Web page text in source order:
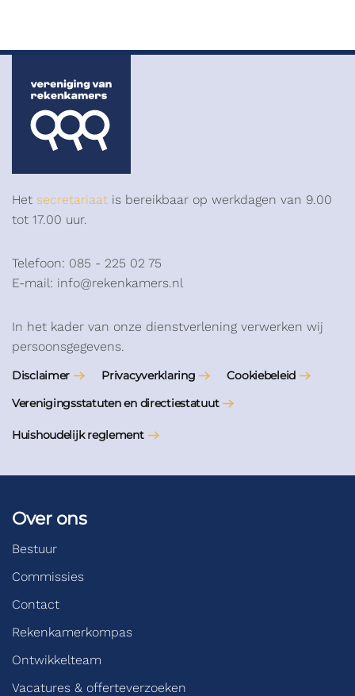
Het secretariaat is bereikbaar op werkdagen van 9.00
tot 17.00 uur.
Telefoon: 085 - 225 02 75
E-mail: info@rekenkamers.nl
In het kader van onze dienstverlening verwerken wij
persoonsgegevens.
Disclaimer Privacyverklaring
Cookiebeleid
Verenigingsstatuten en directiestatuut
Huishoudelijk reglement
Over ons
Bestuur
Commissies
Contact
Rekenkamerkompas
Ontwikkelteam
Vacatures & offerteverzoeken